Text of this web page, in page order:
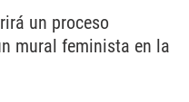
un proceso
mural feminista en la